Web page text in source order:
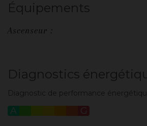
Équipements
Ascenseur :
Diagnostics
Diagnostic de performance
A G